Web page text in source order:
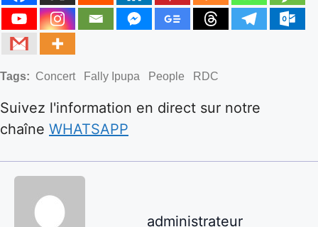
Tags: Concert Fally Ipupa People RDC
Suivez l'information en direct sur notre
chaîne WHATSAPP
administrateur